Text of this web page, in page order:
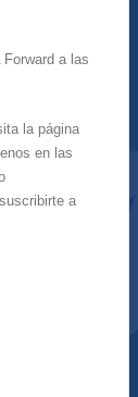
a las
la página
en las
a